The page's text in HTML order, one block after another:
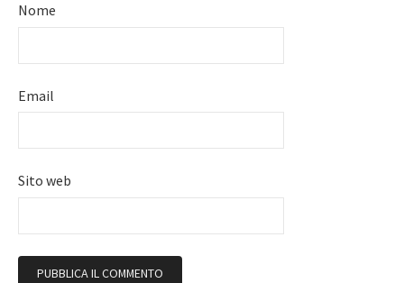
Nome
Email
Sito web